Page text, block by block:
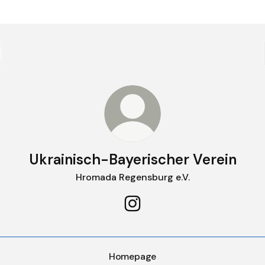
Ukrainisch-Bayerischer Verein
Hromada Regensburg e.V.
Homepage